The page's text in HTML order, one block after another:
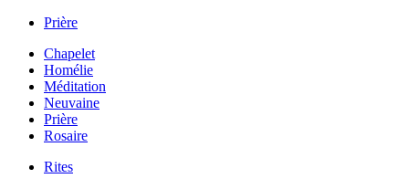
Prière
Chapelet
Homélie
Méditation
Neuvaine
Prière
Rosaire
Rites